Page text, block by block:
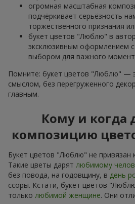
огромная масштабная
подчёркивает серьёзность
торжественного признания
букет цветов "Люблю" в
эксклюзивным оформлением
выбором для важного
Помните: букет цветов "Люблю" —
смыслом, без перегруженного
главным.
Кому и когда
композицию
Букет цветов "Люблю" не привязан
Такие цветы дарят любимому
без повода, на годовщину, в день
ссоры. Кстати, букет цветов
только любимой женщине. Они